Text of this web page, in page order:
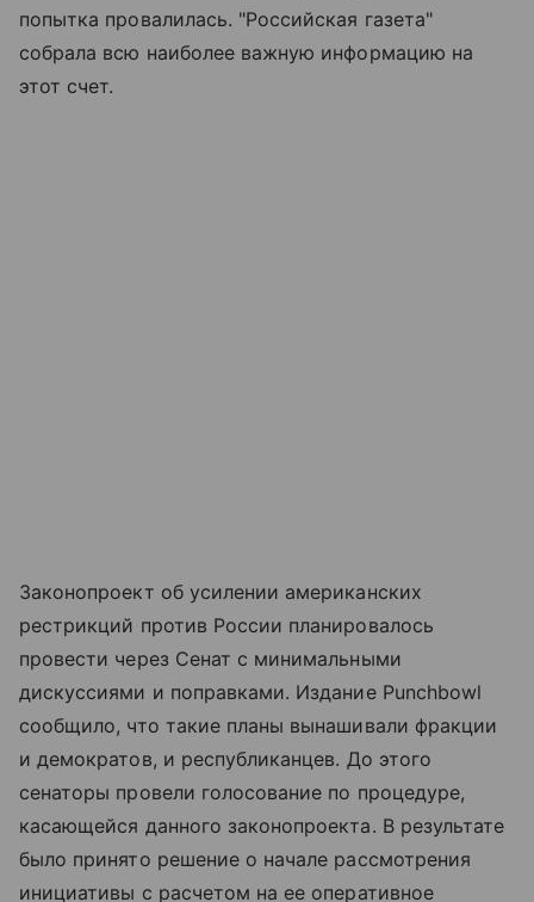
попытка провалилась. "Российская газета"
собрала всю наиболее важную информацию на
этот счет.
Законопроект об усилении американских
рестрикций против России планировалось
провести через Сенат с минимальными
дискуссиями и поправками. Издание Punchbowl
сообщило, что такие планы вынашивали фракции
и демократов, и республиканцев. До этого
сенаторы провели голосование по процедуре,
касающейся данного законопроекта. В результате
было принято решение о начале рассмотрения
инициативы с расчетом на ее оперативное